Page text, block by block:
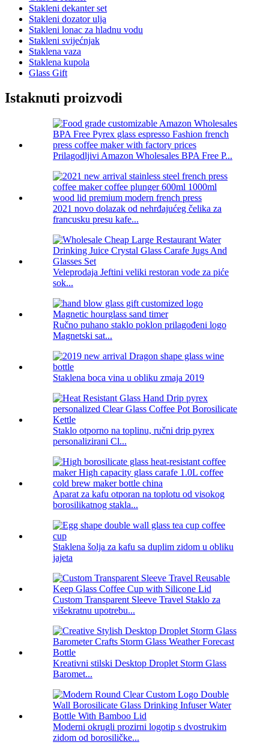
Stakleni dekanter set
Stakleni dozator ulja
Stakleni lonac za hladnu vodu
Stakleni svijećnjak
Staklena vaza
Staklena kupola
Glass Gift
Istaknuti proizvodi
Prilagodljivi Amazon Wholesales BPA Free P...
2021 novo dolazak od nehrđajućeg čelika za
francusku presu kafe...
Veleprodaja Jeftini veliki restoran vode za piće
sok...
Ručno puhano staklo poklon prilagođeni logo
Magnetski sat...
Staklena boca vina u obliku zmaja 2019
Staklo otporno na toplinu, ručni drip pyrex
personalizirani Cl...
Aparat za kafu otporan na toplotu od visokog
borosilikatnog stakla...
Staklena šolja za kafu sa duplim zidom u obliku
jajeta
Custom Transparent Sleeve Travel Staklo za
višekratnu upotrebu...
Kreativni stilski Desktop Droplet Storm Glass
Baromet...
Moderni okrugli prozirni logotip s dvostrukim
zidom od borosiličke...